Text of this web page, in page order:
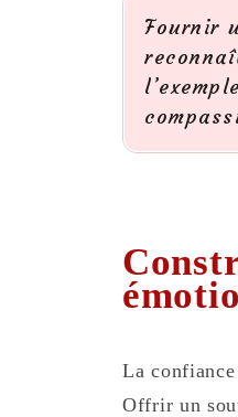
Fournir
La
Offrir un